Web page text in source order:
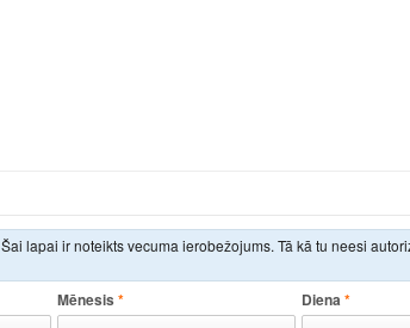
Šai lapai ir noteikts vecuma ierobežojums. Tā kā tu neesi
Mēnesis * Diena *